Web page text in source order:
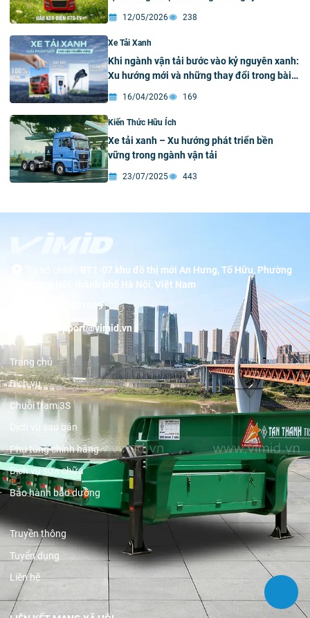
12/05/2026 238
Xe Tải Xanh
Khi ngành vận tải bước vào kỷ nguyên xanh:
Xu hướng mới và những thay đổi trong bài
16/04/2026 169
Kiến Thức Hữu Ích
Xe tải xanh – Xu hướng phát triển bền
vững trong ngành vận tải
23/07/2025 443
BT1-07 khu đô thị mới An Hưng, Tố Hữu, Phường
Dương Nội, thành phố Hà Nội, Việt Nam
19001089
support@vimid.vn
Trang chủ
Dịch vụ
Chuỗi trạm 3S
Dịch vụ sau bán
Phụ tùng chính hãng
Dịch vụ sửa chữa
Bảo hành bảo dưỡng
Truyền thông
Tuyển dụng
Liên hệ